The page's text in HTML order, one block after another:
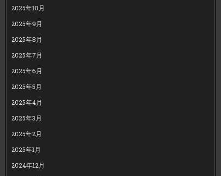
2025年10月
2025年9月
2025年8月
2025年7月
2025年6月
2025年5月
2025年4月
2025年3月
2025年2月
2025年1月
2024年12月